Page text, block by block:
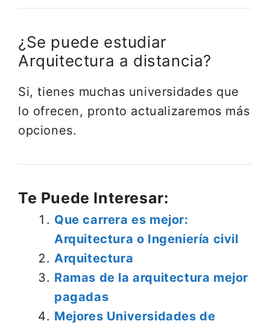
¿Se puede estudiar
Arquitectura a distancia?
Si, tienes muchas universidades que
lo ofrecen, pronto actualizaremos más
opciones.
Te Puede Interesar:
Que carrera es mejor:
Arquitectura o Ingeniería civil
Arquitectura
Ramas de la arquitectura mejor
pagadas
Mejores Universidades de